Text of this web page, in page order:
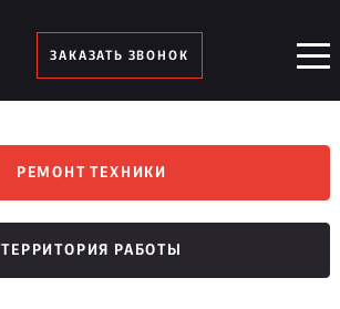
ЗАКАЗАТЬ ЗВОНОК
РЕМОНТ ТЕХНИКИ
ТЕРРИТОРИЯ РАБОТЫ